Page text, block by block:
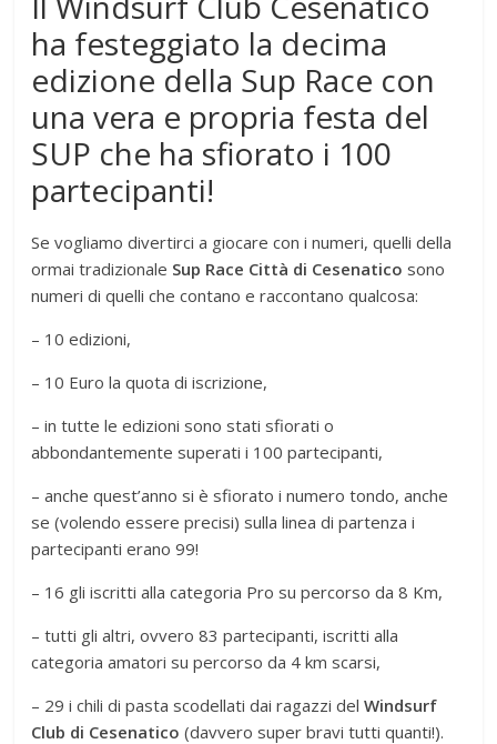
ha festeggiato la decima
edizione della Sup Race con
una vera e propria festa del
SUP che ha sfiorato i 100
partecipanti!
Se vogliamo divertirci a giocare con i numeri, quelli della
ormai tradizionale Sup Race Città di Cesenatico sono
numeri di quelli che contano e raccontano qualcosa:
– 10 edizioni,
– 10 Euro la quota di iscrizione,
– in tutte le edizioni sono stati sfiorati o
abbondantemente superati i 100 partecipanti,
– anche quest’anno si è sfiorato i numero tondo, anche
se (volendo essere precisi) sulla linea di partenza i
partecipanti erano 99!
– 16 gli iscritti alla categoria Pro su percorso da 8 Km,
– tutti gli altri, ovvero 83 partecipanti, iscritti alla
categoria amatori su percorso da 4 km scarsi,
– 29 i chili di pasta scodellati dai ragazzi delWindsurf
Club di Cesenatico(davvero super bravi tutti quanti!).